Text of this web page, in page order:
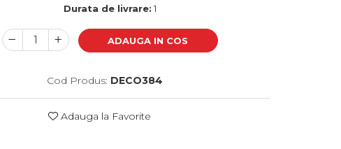
Durata de livrare: 1
ADAUGA IN COS
Cod Produs: DECO384
Adauga la Favorite